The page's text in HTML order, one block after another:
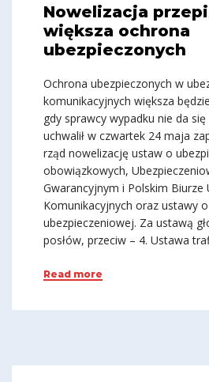
Nowelizacja
większa ochrona
ubezpieczonych
Ochrona ubezpieczonych w
komunikacyjnych większa
gdy sprawcy wypadku nie da
uchwalił w czwartek 24 maja
rząd nowelizację ustaw o
obowiązkowych,
Gwarancyjnym i Polskim Biurze
Komunikacyjnych oraz ustawy o
ubezpieczeniowej. Za ustawą
posłów, przeciw – 4. Ustawa
Read more